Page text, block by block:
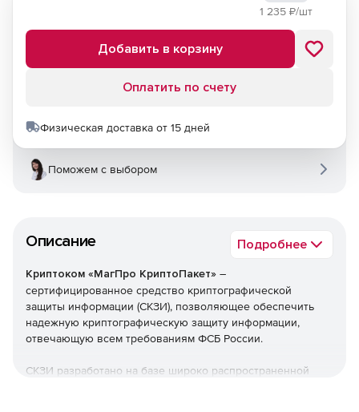
Описание Подробнее
Криптоком «МагПро КриптоПакет» –
сертифицированное средство криптографической
защиты информации (СКЗИ), позволяющее обеспечить
надежную криптографическую защиту информации,
отвечающую всем требованиям ФСБ России.
СКЗИ разработано на базе широко распространенной
1 235 ₽/шт
Добавить в корзину
Оплатить по счету
Физическая доставка от 15 дней
Поможем с выбором